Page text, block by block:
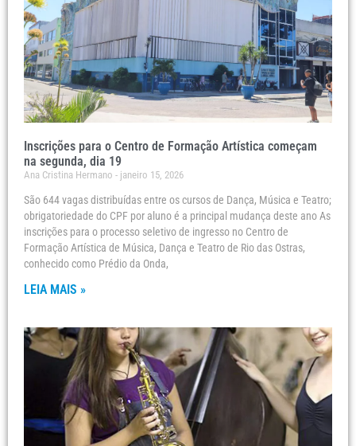
Inscrições para o Centro de Formação Artística começam
na segunda, dia 19
Ana Cristina Hermano janeiro 15, 2026
São 644 vagas distribuídas entre os cursos de Dança, Música e Teatro;
obrigatoriedade do CPF por aluno é a principal mudança deste ano As
inscrições para o processo seletivo de ingresso no Centro de
Formação Artística de Música, Dança e Teatro de Rio das Ostras,
conhecido como Prédio da Onda,
LEIA MAIS »